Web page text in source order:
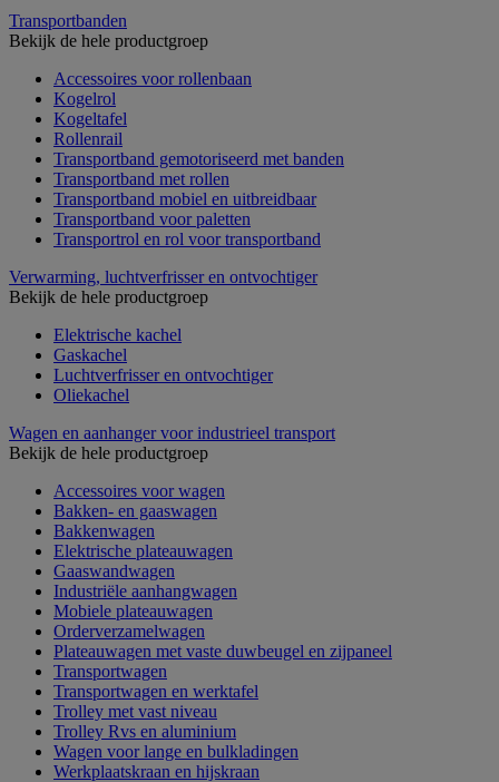
Transportbanden
Bekijk de hele productgroep
Accessoires voor rollenbaan
Kogelrol
Kogeltafel
Rollenrail
Transportband gemotoriseerd met banden
Transportband met rollen
Transportband mobiel en uitbreidbaar
Transportband voor paletten
Transportrol en rol voor transportband
Verwarming, luchtverfrisser en ontvochtiger
Bekijk de hele productgroep
Elektrische kachel
Gaskachel
Luchtverfrisser en ontvochtiger
Oliekachel
Wagen en aanhanger voor industrieel transport
Bekijk de hele productgroep
Accessoires voor wagen
Bakken- en gaaswagen
Bakkenwagen
Elektrische plateauwagen
Gaaswandwagen
Industriële aanhangwagen
Mobiele plateauwagen
Orderverzamelwagen
Plateauwagen met vaste duwbeugel en zijpaneel
Transportwagen
Transportwagen en werktafel
Trolley met vast niveau
Trolley Rvs en aluminium
Wagen voor lange en bulkladingen
Werkplaatskraan en hijskraan